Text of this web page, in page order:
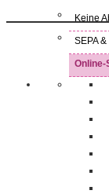
Keine
SEPA